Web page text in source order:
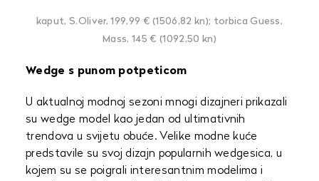
kaput, S.Oliver, 199,99 € (1506,82 kn); torbica Guess,
Mass, 145 € (1092,50 kn)
Wedge s punom potpeticom
U aktualnoj modnoj sezoni mnogi dizajneri prikazali
su wedge model kao jedan od ultimativnih
trendova u svijetu obuće. Velike modne kuće
predstavile su svoj dizajn popularnih wedgesica, u
kojem su se poigrali interesantnim modelima i